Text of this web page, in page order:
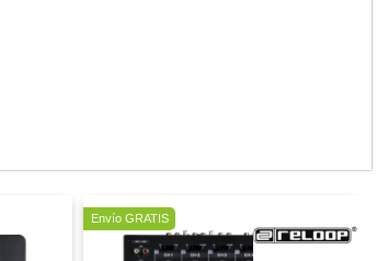
Envío GRATIS